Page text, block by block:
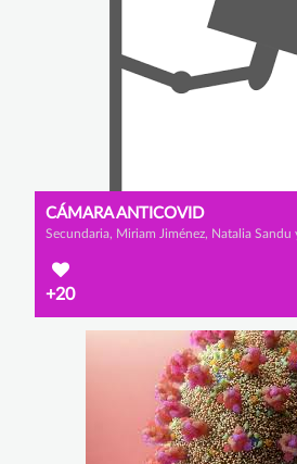
CÁMARA ANTICOVID
+20